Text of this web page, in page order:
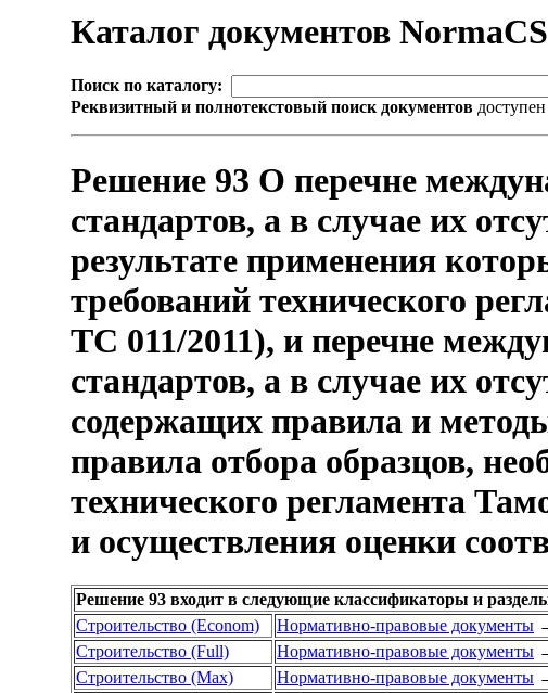
Каталог документов NormaCS
Поиск по каталогу:
Реквизитный и полнотекстовый поиск документов
Решение 93 О перечне
стандартов, а в случае их
результате применения
требований технического
ТС 011/2011), и перечне
стандартов, а в случае их
содержащих правила и
правила отбора образцов,
технического регламента
и осуществления оценки
Решение 93 входит в следующие классификаторы и
Строительство (Econom)
Нормативно-правовые документы
Строительство (Full)
Нормативно-правовые документы
Строительство (Max)
Нормативно-правовые документы